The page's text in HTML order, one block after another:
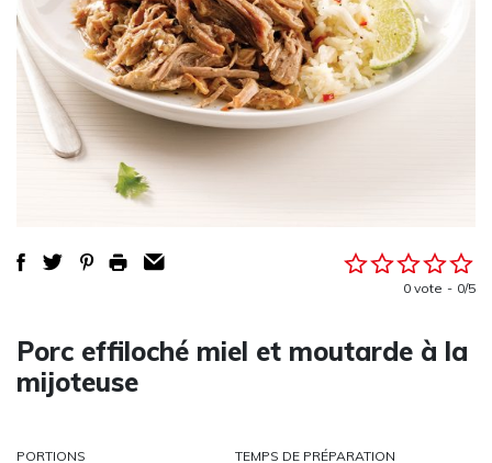
0 vote 0/5
Porc effiloché miel et moutarde à la
mijoteuse
PORTIONS TEMPS DE PRÉPARATION